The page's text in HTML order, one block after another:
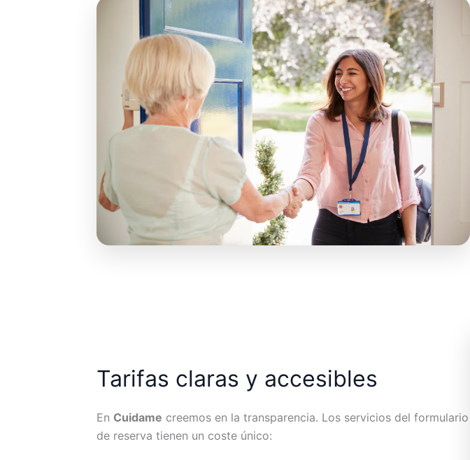
Tarifas claras y accesibles
En Cuidame creemos en la transparencia. Los servicios del formulario
de reserva tienen un coste único: